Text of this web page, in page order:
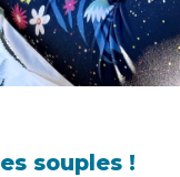
souples !